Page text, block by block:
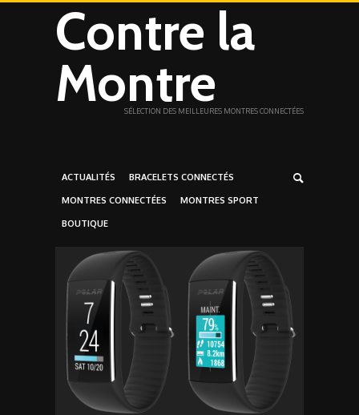
Contre la
Montre
SÉLECTION DES MEILLEURES MONTRES CONNECTÉES
ACTUALITÉS BRACELETS CONNECTÉS
MONTRES CONNECTÉES MONTRES SPORT
BOUTIQUE